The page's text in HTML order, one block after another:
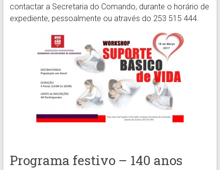
contactar a Secretaria do Comando, durante o horário de
expediente, pessoalmente ou através do 253 515 444.
Programa festivo – 140 anos